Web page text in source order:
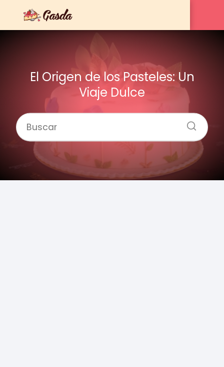
El Origen de los Pasteles: Un
Viaje Dulce